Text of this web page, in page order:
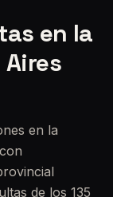
en la
en la
de los 135